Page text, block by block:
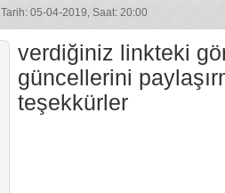
Tarih: 05-04-2019, Saat: 20:00
verdiğiniz linkteki
güncellerini
teşekkürler